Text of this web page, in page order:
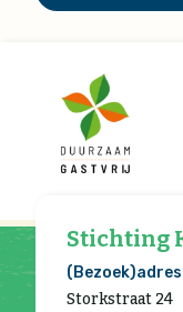
Stichting
(Bezoek)adres
Storkstraat 24